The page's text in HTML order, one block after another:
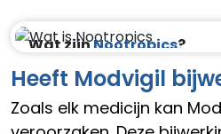
Wat zijnNootropics?
Heeft Modvigil
Zoals elk medicijn kan